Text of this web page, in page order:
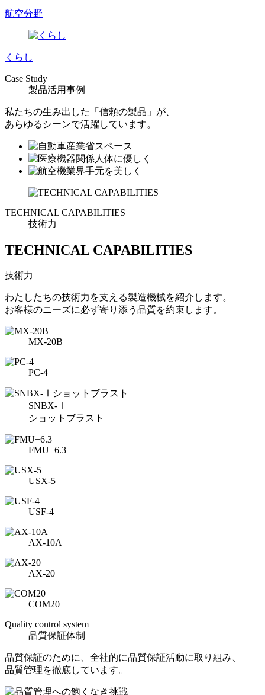
航空分野
くらし
Case Study
製品活用事例
私たちの生み出した「信頼の製品」が、
あらゆるシーンで活躍しています。
TECHNICAL CAPABILITIES
技術力
TECHNICAL CAPABILITIES
技術力
わたしたちの技術力を支える製造機械を紹介します。
お客様のニーズに必ず寄り添う品質を約束します。
MX-20B
PC-4
SNBX-Ⅰ
ショットブラスト
FMU−6.3
USX-5
USF-4
AX-10A
AX-20
COM20
Quality control system
品質保証体制
品質保証のために、全社的に品質保証活動に取り組み、
品質管理を徹底しています。